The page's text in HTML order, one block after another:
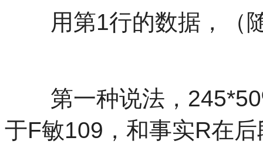
用第1行的数据，（
第一种说法，
于F敏109，和事实R在